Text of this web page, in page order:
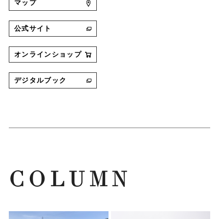
マップ
公式サイト
オンラインショップ
デジタルブック
COLUMN